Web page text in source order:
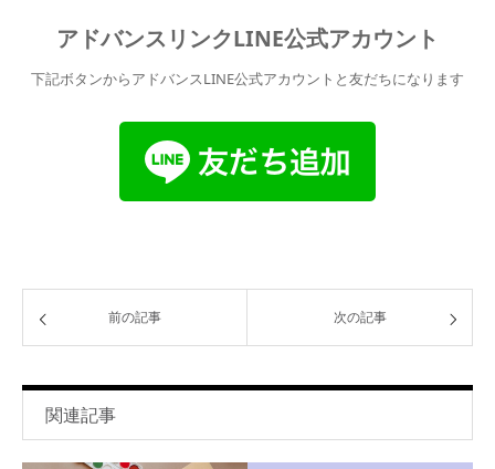
アドバンスリンクLINE公式アカウント
下記ボタンからアドバンスLINE公式アカウントと友だちになります
前の記事 次の記事
関連記事